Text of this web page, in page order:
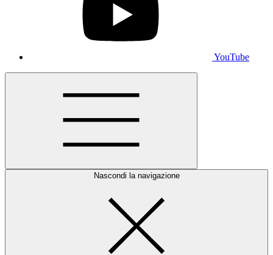
YouTube
Nascondi la navigazione